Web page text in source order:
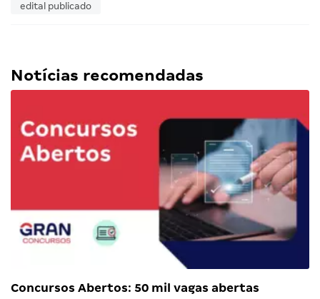
edital publicado
Notícias recomendadas
Concursos Abertos: 50 mil vagas abertas